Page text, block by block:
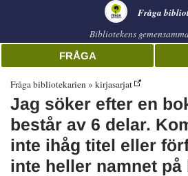
Fråga
Bibliotekens
FRÅGA
Fråga bibliotekarien kirjasarjat
Jag söker efter en
består av 6 delar.
inte ihåg titel eller
inte heller namnet på